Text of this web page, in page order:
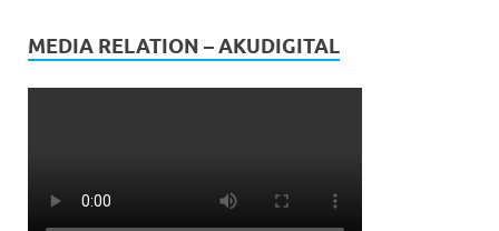
MEDIA RELATION – AKUDIGITAL